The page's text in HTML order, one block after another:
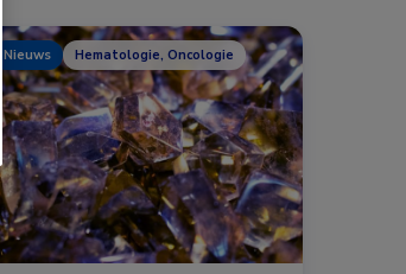
Nieuws Hematologie, Oncologie